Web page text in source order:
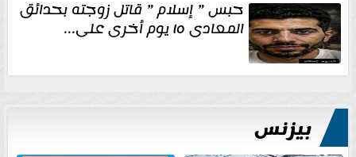
حبس ” إسلام ” قاتل زوجته بحدائق
المعادى ١٥ يوم أخرى على...
بيزنس